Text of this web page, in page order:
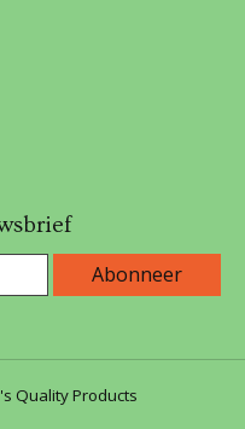
Abonneer
Quality Products